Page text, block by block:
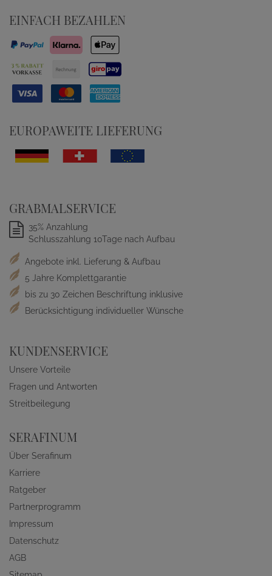
EINFACH BEZAHLEN
EUROPAWEITE LIEFERUNG
GRABMALSERVICE
35% Anzahlung
Schlusszahlung 10Tage nach Aufbau
Angebote inkl. Lieferung & Aufbau
5 Jahre Komplettgarantie
bis zu 30 Zeichen Beschriftung inklusive
Berücksichtigung individueller Wünsche
KUNDENSERVICE
Unsere Vorteile
Fragen und Antworten
Streitbeilegung
SERAFINUM
Über Serafinum
Karriere
Ratgeber
Partnerprogramm
Impressum
Datenschutz
AGB